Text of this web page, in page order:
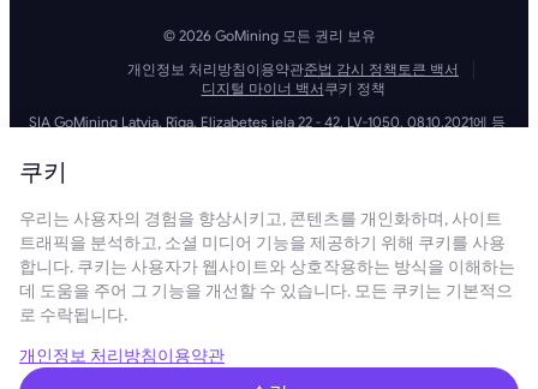
© 2026 GoMining 모든 권리 보유
개인정보 처리방침 이용약관준법 감시 정책토큰 백서
디지털 마이너 백서 쿠키 정책
SIA GoMining Latvia, Rīga, Elizabetes iela 22 - 42, LV-1050, 08.10.2021에 등
GoMining (BVI) Limited, Trinity Chambers, PO Box 4301, Road Town,
Tortola, British Virgin Islands, BVI company number: 2110978
Islands VG 1110
GoMining (British Virgin Islands) Limited, SIA GoMining Latvia 및 BMINE
BVI LIMITED는 모든 해당 법률 및 규정을 완전히 준수하며 자금 세탁, 테러 자
금 조달 및 확산 금융 방지에 전념합니다. 당사는 모든 관련 자금 세탁 방지
및 테러 자금 조달 의무뿐만 아니라 확산 금융 방지 조치를 엄격하게 준수하
여 운영 및 서비스의 무결성과 보안을 유지하는 최고 수준의 표준을 준수합
GoMining (Cyprus) Limited, a company, incorporated, organized and
existing under the laws of Cyprus with registration number HE 450955,
쿠키
우리는 사용자의 경험을 향상시키고, 콘텐츠를 개인화하며, 사이트
트래픽을 분석하고, 소셜 미디어 기능을 제공하기 위해 쿠키를 사용
합니다. 쿠키는 사용자가 웹사이트와 상호작용하는 방식을 이해하는
데 도움을 주어 그 기능을 개선할 수 있습니다. 모든 쿠키는 기본적으
로 수락됩니다.
개인정보 처리방침이용약관